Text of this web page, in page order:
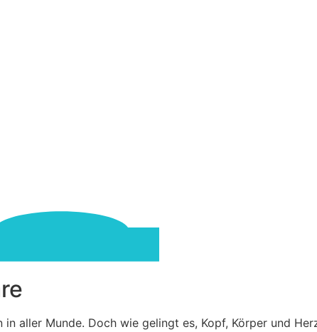
aller Munde. Doch wie gelingt es, Kopf, Körper und